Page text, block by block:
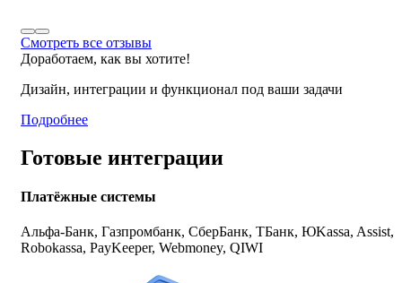
Смотреть все отзывы
Доработаем, как вы хотите!
Дизайн, интеграции и функционал под ваши задачи
Подробнее
Готовые интеграции
Платёжные системы
Альфа-Банк, Газпромбанк, СберБанк, ТБанк, ЮKassa, Assist,
Robokassa, PayKeeper, Webmoney, QIWI